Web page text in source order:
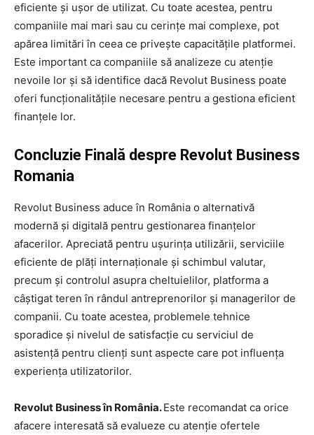
eficiente și ușor de utilizat. Cu toate acestea, pentru
companiile mai mari sau cu cerințe mai complexe, pot
apărea limitări în ceea ce privește capacitățile platformei.
Este important ca companiile să analizeze cu atenție
nevoile lor și să identifice dacă Revolut Business poate
oferi funcționalitățile necesare pentru a gestiona eficient
finanțele lor.
Concluzie Finală despre Revolut Business
Romania
Revolut Business aduce în România o alternativă
modernă și digitală pentru gestionarea finanțelor
afacerilor. Apreciată pentru ușurința utilizării, serviciile
eficiente de plăți internaționale și schimbul valutar,
precum și controlul asupra cheltuielilor, platforma a
câștigat teren în rândul antreprenorilor și managerilor de
companii. Cu toate acestea, problemele tehnice
sporadice și nivelul de satisfacție cu serviciul de
asistență pentru clienți sunt aspecte care pot influența
experiența utilizatorilor.
Revolut Business în România.Este recomandat ca orice
afacere interesată să evalueze cu atenție ofertele